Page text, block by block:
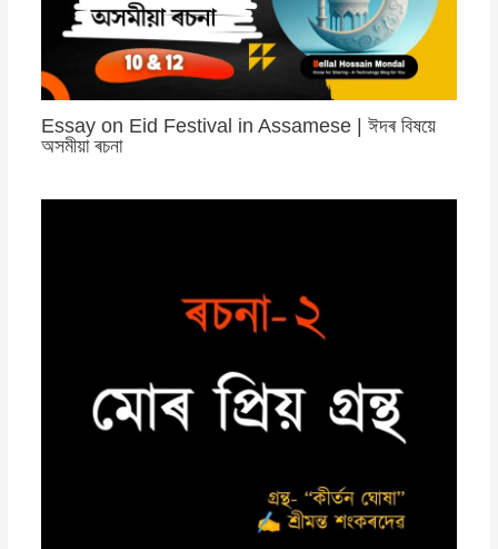
Essay on Eid Festival in Assamese | ঈদৰ বিষয়ে
অসমীয়া ৰচনা